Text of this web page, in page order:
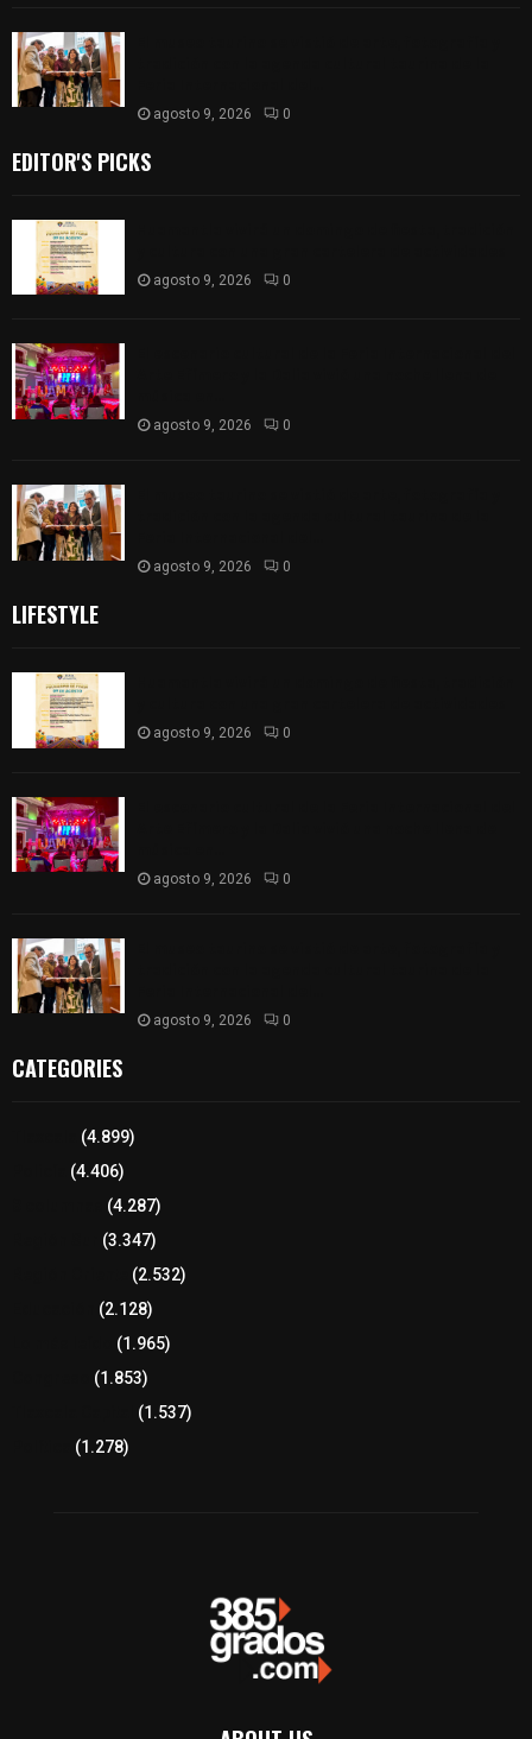
agosto 9, 2026 0
EDITOR'S PICKS
agosto 9, 2026 0
agosto 9, 2026 0
agosto 9, 2026 0
LIFESTYLE
agosto 9, 2026 0
agosto 9, 2026 0
agosto 9, 2026 0
CATEGORIES
(4.899)
(4.406)
(4.287)
(3.347)
(2.532)
(2.128)
(1.965)
(1.853)
(1.537)
(1.278)